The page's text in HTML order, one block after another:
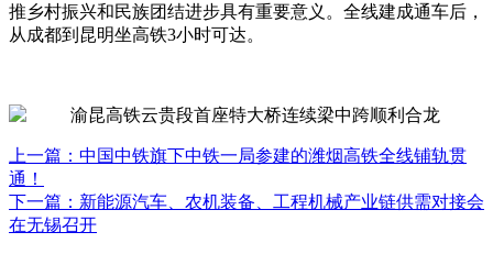
推乡村振兴和民族团结进步具有重要意义。全线建成通车后，
从成都到昆明坐高铁3小时可达。
上一篇：中国中铁旗下中铁一局参建的潍烟高铁全线铺轨贯
通！
下一篇：新能源汽车、农机装备、工程机械产业链供需对接会
在无锡召开